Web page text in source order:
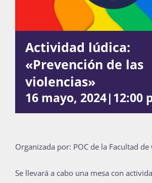
La Boletina
Actividad lúdica:
«Prevención de las
violencias»
16 mayo, 2024|12:00
Organizada por: POC de la Facultad
Se llevará a cabo una mesa con